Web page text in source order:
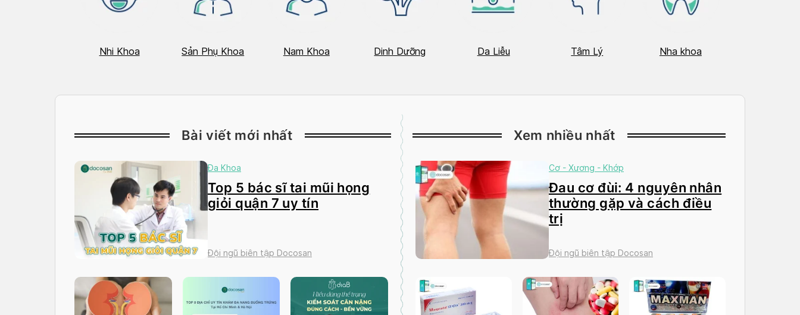
Nhi Khoa Sản Phụ Khoa Nam Khoa Dinh Dưỡng Da Liễu Tâm Lý Nha khoa
Bài viết mới nhất
Đa Khoa
Top 5 bác sĩ tai mũi họng
giỏi quận 7 uy tín
Đội ngũ biên tập Docosan
Xem nhiều nhất
Cơ - Xương - Khớp
Đau cơ đùi: 4 nguyên nhân
thường gặp và cách điều
trị
Đội ngũ biên tập Docosan